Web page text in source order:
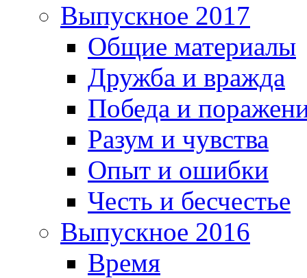
Выпускное 2017
Общие материалы
Дружба и вражда
Победа и
Разум и чувства
Опыт и ошибки
Честь и бесчестье
Выпускное 2016
Время